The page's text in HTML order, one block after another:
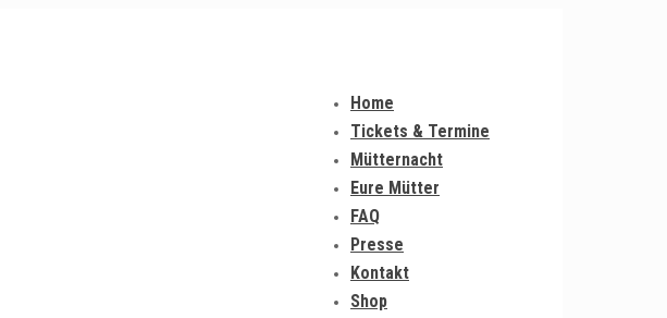
Home
Tickets & Termine
Mütternacht
Eure Mütter
FAQ
Presse
Kontakt
Shop